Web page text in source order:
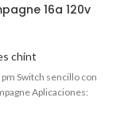
16a 120v
chint
Switch sencillo con
Aplicaciones: